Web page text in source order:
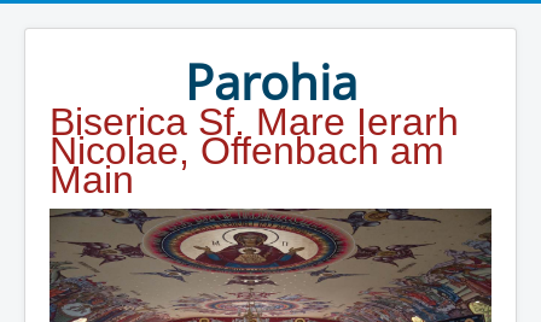
Parohia
Biserica Sf. Mare Ierarh
Nicolae, Offenbach am
Main